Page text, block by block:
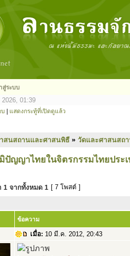
สู่ระบบ
01:39
บ แสดงกระทู้ที่เปิดดูแล้ว
สนสถานและศาสนพิธี » วัดและศาสนสถ
ปัญญาไทยในจิตรกรรมไทยประ
1 จากทั้งหมด 1 [ 7 โพสต์ ]
ข้อความ
เมื่อ: 10 มี.ค. 2012, 20:43